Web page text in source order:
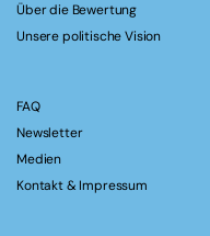
Über die Bewertung
Unsere politische Vision
FAQ
Newsletter
Medien
Kontakt & Impressum